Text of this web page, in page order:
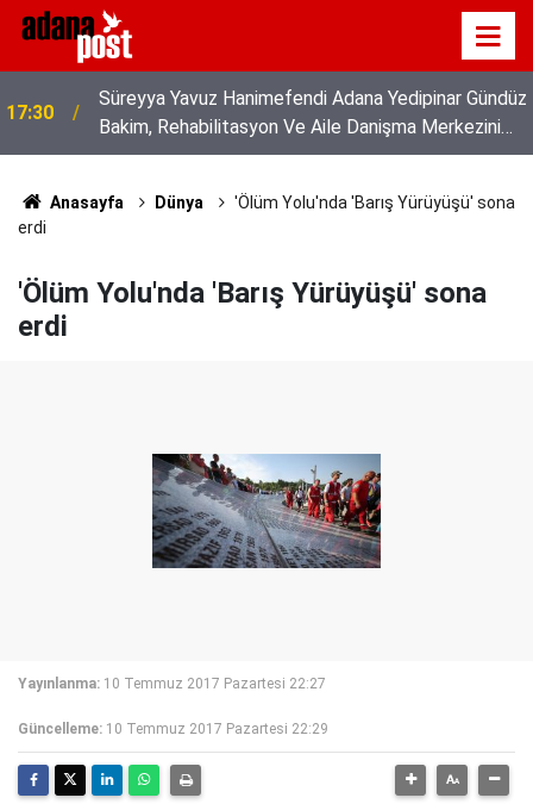
17:30
Süreyya Yavuz Hanimefendi Adana Yedipinar Gündüz
Bakim, Rehabilitasyon Ve Aile Danişma Merkezini
Ziyaret Etti
Anasayfa Dünya
'Ölüm Yolu'nda 'Barış Yürüyüşü' sona
erdi
'Ölüm Yolu'nda 'Barış Yürüyüşü' sona
erdi
Yayınlanma: 10 Temmuz 2017 Pazartesi 22:27
Güncelleme: 10 Temmuz 2017 Pazartesi 22:29